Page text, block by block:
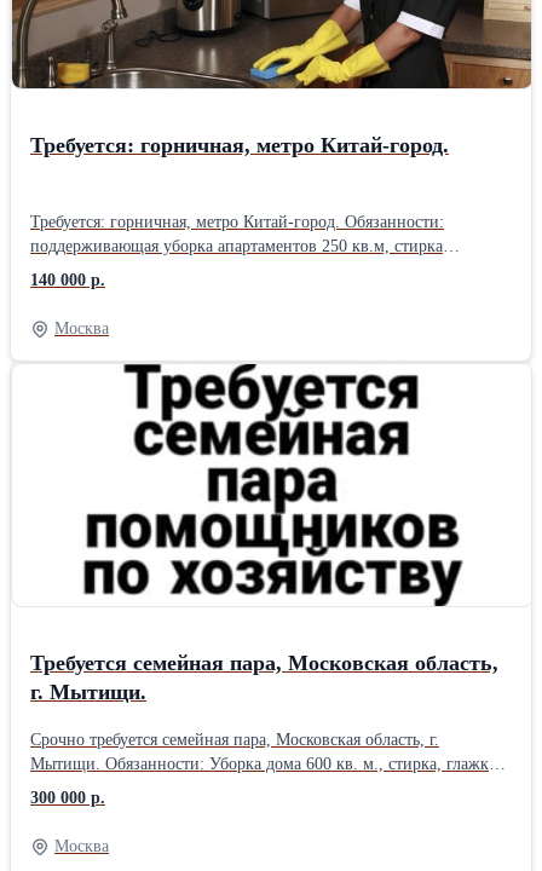
Требуется: горничная, метро Китай-город.
Требуется: горничная, метро Китай-город. Обязанности:
поддерживающая уборка апартаментов 250 кв.м, стирка
(прачка), глажка постельного белья, полотенец (одежды по
запросу), заказ химии необходимой для уборки, выполнение
мелких поручений. Требования: знание средств для уборки,
бережный уход за поверхностями и мебелью. График работы:
5/2. Время работы: с 11:00 до 19:00. Оплата: 140 000 рублей.
140 000 р.
Москва
Требуется семейная пара, Московская область,
г. Мытищи.
Срочно требуется семейная пара, Московская область, г.
Мытищи. Обязанности: Уборка дома 600 кв. м., стирка, глажка,
приготовление домашней еды, знание бытовой химии и
техники, содержание зоны барбекю в чистоте и порядке, уход за
участком 50 соток, газон, декоративные растения, несколько
плодовых деревьев и кустарников, гаражом, садовым
300 000 р.
Москва